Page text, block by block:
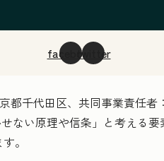
facebooktwitter
都千代田区、共同事業責任者
ない原理や信条」と考える
。